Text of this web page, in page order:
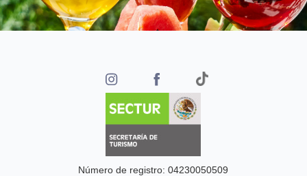
Número de registro: 04230050509